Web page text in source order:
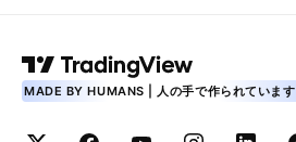
MADE BY HUMANS | 人の手で作られています